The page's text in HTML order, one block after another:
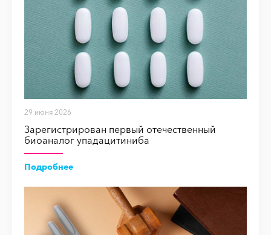
29 июня 2026
Зарегистрирован первый отечественный
биоаналог упадацитиниба
Подробнее